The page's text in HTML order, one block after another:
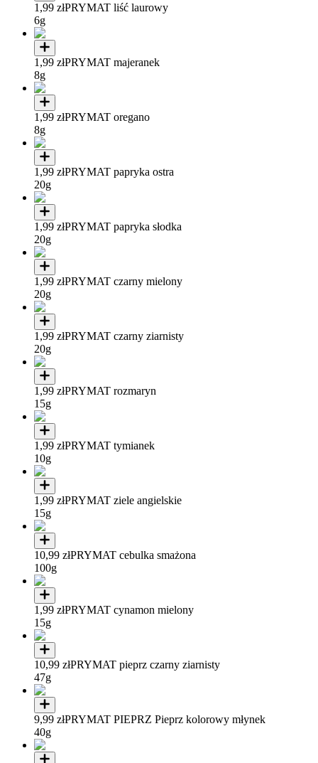
1,99 złPRYMAT liść laurowy
6g
1,99 złPRYMAT majeranek
8g
1,99 złPRYMAT oregano
8g
1,99 złPRYMAT papryka ostra
20g
1,99 złPRYMAT papryka słodka
20g
1,99 złPRYMAT czarny mielony
20g
1,99 złPRYMAT czarny ziarnisty
20g
1,99 złPRYMAT rozmaryn
15g
1,99 złPRYMAT tymianek
10g
1,99 złPRYMAT ziele angielskie
15g
10,99 złPRYMAT cebulka smażona
100g
1,99 złPRYMAT cynamon mielony
15g
10,99 złPRYMAT pieprz czarny ziarnisty
47g
9,99 złPRYMAT PIEPRZ Pieprz kolorowy młynek
40g